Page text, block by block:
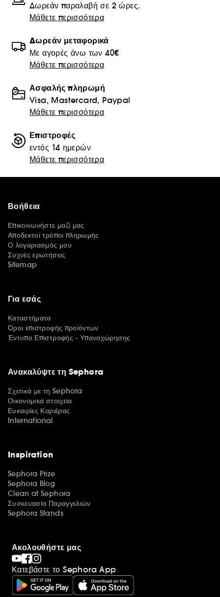
Δωρεάν παραλαβή σε 2 ώρες.
Μάθετε περισσότερα
Δωρεάν μεταφορικά
Με αγορές άνω των 40€
Μάθετε περισσότερα
Ασφαλής πληρωμή
Visa, Mastercard, Paypal
Μάθετε περισσότερα
Επιστροφές
εντός 14 ημερών
Μάθετε περισσότερα
Βοήθεια
Επικοινωνήστε μαζί μας
Αποδεκτοί τρόποι πληρωμής
Ο λογαριασμός μου
Συχνές ερωτήσεις
Sitemap
Για εσάς
Καταστήματα
Όροι επιστροφής προϊόντων
Έντυπο Επιστροφής - Υπαναχώρησης
Ανακαλύψτε τη Sephora
Σχετικά με τη Sephora
Οικονομικά στοιχεία
Ευκαιρίες Καριέρας
International
Inspiration
Sephora Prize
Sephora Blog
Clean at Sephora
Συσκευασία Παραγγελιών
Sephora Stands
Ακολουθήστε μας
Κατεβάστε το Sephora App